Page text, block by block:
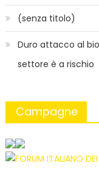
(senza titolo)
Duro attacco al
settore è a rischio
Campagne